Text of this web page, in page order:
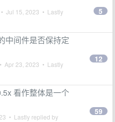
• Jul 15, 2023 • Lastly
5
中间件是否保持定
• Apr 23, 2023 • Lastly
12
看作整体是一个
• Lastly replied by
59